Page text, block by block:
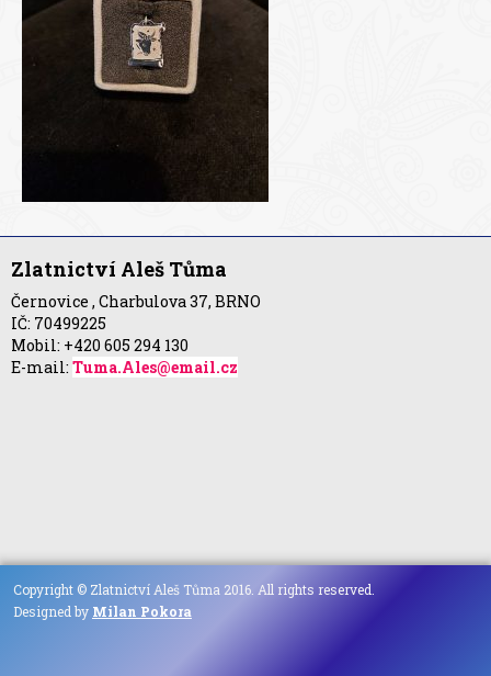
Zlatnictví Aleš Tůma
Černovice , Charbulova 37, BRNO
IČ: 70499225
Mobil: +420 605 294 130
E-mail: Tuma.Ales@email.cz
Copyright © Zlatnictví Aleš Tůma 2016. All rights reserved.
Designed by Milan Pokora